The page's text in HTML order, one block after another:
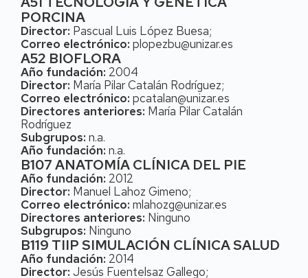
PORCINA
Director: Pascual Luis López Buesa;
Correo electrónico: plopezbu@unizar.es
A52 BIOFLORA
Año fundación: 2004
Director: María Pilar Catalán Rodríguez;
Correo electrónico: pcatalan@unizar.es
Directores anteriores: María Pilar Catalán
Rodríguez
Subgrupos: n.a.
Año fundación: n.a.
B107 ANATOMÍA CLÍNICA DEL PIE
Año fundación: 2012
Director: Manuel Lahoz Gimeno;
Correo electrónico: mlahozg@unizar.es
Directores anteriores: Ninguno
Subgrupos: Ninguno
B119 TIIP SIMULACIÓN CLÍNICA SALUD
Año fundación: 2014
Director: Jesús Fuentelsaz Gallego;